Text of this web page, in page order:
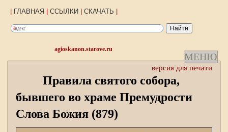
ГЛАВНАЯ ССЫЛКИ СКАЧАТЬ
agioskanon.starove.ru
МЕНЮ
версия для печати
Правила святого собора,
бывшего во храме Премудрости
Слова Божия (879)